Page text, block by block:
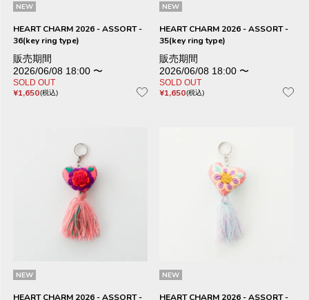
NEW
HEART CHARM 2026 - ASSORT -
36(key ring type)
販売期間
2026/06/08 18:00 〜
SOLD OUT
¥1,650 税込
NEW
HEART CHARM 2026 - ASSORT -
35(key ring type)
販売期間
2026/06/08 18:00 〜
SOLD OUT
¥1,650 税込
NEW
HEART CHARM 2026 - ASSORT -
NEW
HEART CHARM 2026 - ASSORT -